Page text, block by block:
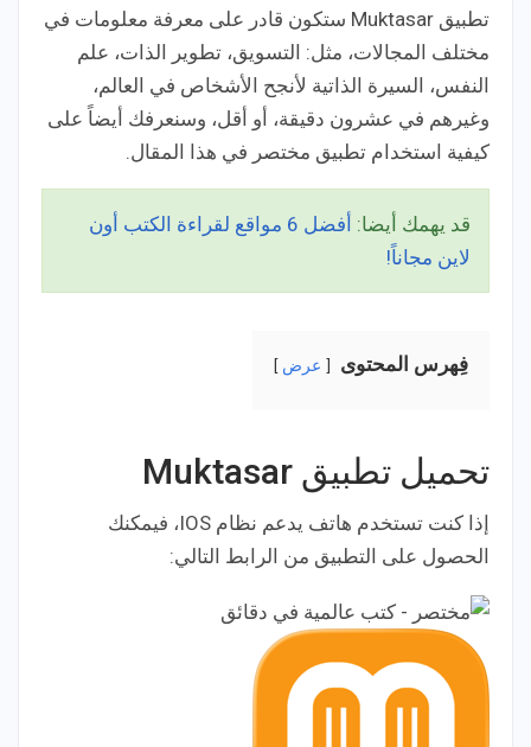
تطبيق Muktasar ستكون قادر على معرفة معلومات في
مختلف المجالات، مثل: التسويق، تطوير الذات، علم
النفس، السيرة الذاتية لأنجح الأشخاص في العالم،
وغيرهم في عشرون دقيقة، أو أقل، وسنعرفك أيضاً على
كيفية استخدام تطبيق مختصر في هذا المقال.
قد يهمك أيضا:
أفضل 6 مواقع لقراءة الكتب أون
لاين مجاناً!
فِهرس المحتوى عرض
تحميل تطبيق Muktasar
إذا كنت تستخدم هاتف يدعم نظام IOS، فيمكنك
الحصول على التطبيق من الرابط التالي: